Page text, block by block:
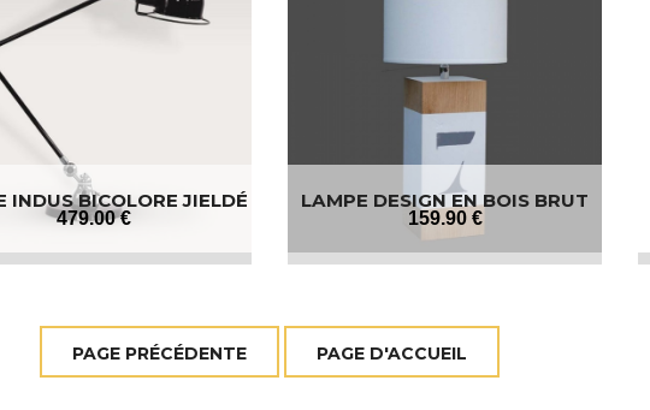
INDUS BICOLORE JIELDÉ
SI333
479.00 €
LAMPE DESIGN EN BOIS BRUT
159.90 €